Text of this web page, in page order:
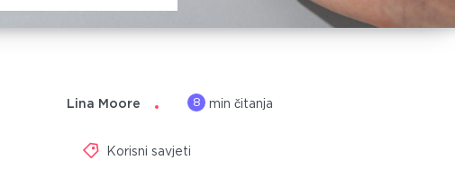
Lina Moore 8 min čitanja
Korisni savjeti